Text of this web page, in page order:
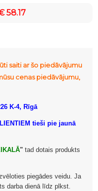
58.17
saiti ar šo piedāvājumu
cenas piedāvājumu,
K-4, Rīgā
tieši pie jaunā
" tad dotais produkts
piegādes veidu. Ja
darba dienā līdz plkst.